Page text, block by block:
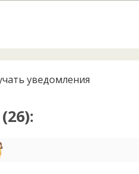
уведомления
26):